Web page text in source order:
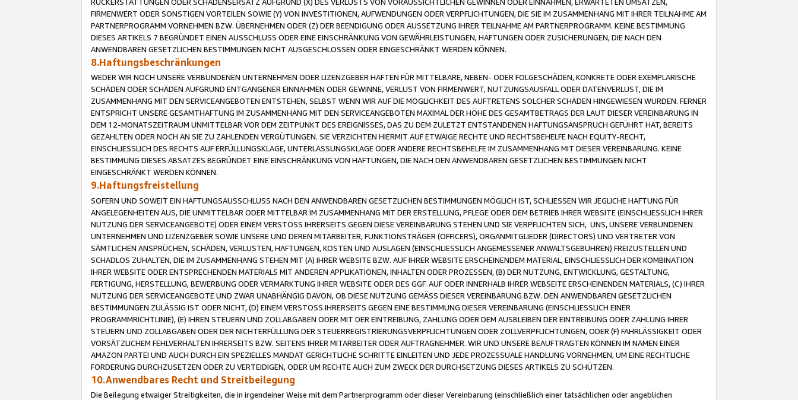
FIRMENWERT ODER SONSTIGEN VORTEILEN SOWIE (Y) VON INVESTITIONEN, AUFWENDUNGEN ODER VERPFLICHTUNGEN, DIE SIE IM ZUSAMMENHANG MIT IHRER TEILNAHME AM
PARTNERPROGRAMM VORNEHMEN BZW. ÜBERNEHMEN ODER (Z) DER BEENDIGUNG ODER AUSSETZUNG IHRER TEILNAHME AM PARTNERPROGRAMM. KEINE BESTIMMUNG
DIESES ARTIKELS 7 BEGRÜNDET EINEN AUSSCHLUSS ODER EINE EINSCHRÄNKUNG VON GEWÄHRLEISTUNGEN, HAFTUNGEN ODER ZUSICHERUNGEN, DIE NACH DEN
ANWENDBAREN GESETZLICHEN BESTIMMUNGEN NICHT AUSGESCHLOSSEN ODER EINGESCHRÄNKT WERDEN KÖNNEN.
8.Haftungsbeschränkungen
WEDER WIR NOCH UNSERE VERBUNDENEN UNTERNEHMEN ODER LIZENZGEBER HAFTEN FÜR MITTELBARE, NEBEN- ODER FOLGESCHÄDEN, KONKRETE ODER EXEMPLARISCHE
SCHÄDEN ODER SCHÄDEN AUFGRUND ENTGANGENER EINNAHMEN ODER GEWINNE, VERLUST VON FIRMENWERT, NUTZUNGSAUSFALL ODER DATENVERLUST, DIE IM
ZUSAMMENHANG MIT DEN SERVICEANGEBOTEN ENTSTEHEN, SELBST WENN WIR AUF DIE MÖGLICHKEIT DES AUFTRETENS SOLCHER SCHÄDEN HINGEWIESEN WURDEN. FERNER
ENTSPRICHT UNSERE GESAMTHAFTUNG IM ZUSAMMENHANG MIT DEN SERVICEANGEBOTEN MAXIMAL DER HÖHE DES GESAMTBETRAGS DER LAUT DIESER VEREINBARUNG IN
DEM 12-MONATSZEITRAUM UNMITTELBAR VOR DEM ZEITPUNKT DES EREIGNISSES, DAS ZU DEM ZULETZT ENTSTANDENEN HAFTUNGSANSPRUCH GEFÜHRT HAT, BEREITS
GEZAHLTEN ODER NOCH AN SIE ZU ZAHLENDEN VERGÜTUNGEN. SIE VERZICHTEN HIERMIT AUF ETWAIGE RECHTE UND RECHTSBEHELFE NACH EQUITY-RECHT,
EINSCHLIESSLICH DES RECHTS AUF ERFÜLLUNGSKLAGE, UNTERLASSUNGSKLAGE ODER ANDERE RECHTSBEHELFE IM ZUSAMMENHANG MIT DIESER VEREINBARUNG. KEINE
BESTIMMUNG DIESES ABSATZES BEGRÜNDET EINE EINSCHRÄNKUNG VON HAFTUNGEN, DIE NACH DEN ANWENDBAREN GESETZLICHEN BESTIMMUNGEN NICHT
EINGESCHRÄNKT WERDEN KÖNNEN.
9.Haftungsfreistellung
SOFERN UND SOWEIT EIN HAFTUNGSAUSSCHLUSS NACH DEN ANWENDBAREN GESETZLICHEN BESTIMMUNGEN MÖGLICH IST, SCHLIESSEN WIR JEGLICHE HAFTUNG FÜR
ANGELEGENHEITEN AUS, DIE UNMITTELBAR ODER MITTELBAR IM ZUSAMMENHANG MIT DER ERSTELLUNG, PFLEGE ODER DEM BETRIEB IHRER WEBSITE (EINSCHLIESSLICH IHRER
NUTZUNG DER SERVICEANGEBOTE) ODER EINEM VERSTOSS IHRERSEITS GEGEN DIESE VEREINBARUNG STEHEN UND SIE VERPFLICHTEN SICH, UNS, UNSERE VERBUNDENEN
UNTERNEHMEN UND LIZENZGEBER SOWIE UNSERE UND DEREN MITARBEITER, FUNKTIONSTRÄGER (OFFICERS), ORGANMITGLIEDER (DIRECTORS) UND VERTRETER VON
SÄMTLICHEN ANSPRÜCHEN, SCHÄDEN, VERLUSTEN, HAFTUNGEN, KOSTEN UND AUSLAGEN (EINSCHLIESSLICH ANGEMESSENER ANWALTSGEBÜHREN) FREIZUSTELLEN UND
SCHADLOS ZUHALTEN, DIE IM ZUSAMMENHANG STEHEN MIT (A) IHRER WEBSITE BZW. AUF IHRER WEBSITE ERSCHEINENDEM MATERIAL, EINSCHLIESSLICH DER KOMBINATION
IHRER WEBSITE ODER ENTSPRECHENDEN MATERIALS MIT ANDEREN APPLIKATIONEN, INHALTEN ODER PROZESSEN, (B) DER NUTZUNG, ENTWICKLUNG, GESTALTUNG,
FERTIGUNG, HERSTELLUNG, BEWERBUNG ODER VERMARKTUNG IHRER WEBSITE ODER DES GGF. AUF ODER INNERHALB IHRER WEBSEITE ERSCHEINENDEN MATERIALS, (C) IHRER
NUTZUNG DER SERVICEANGEBOTE UND ZWAR UNABHÄNGIG DAVON, OB DIESE NUTZUNG GEMÄSS DIESER VEREINBARUNG BZW. DEN ANWENDBAREN GESETZLICHEN
BESTIMMUNGEN ZULÄSSIG IST ODER NICHT, (D) EINEM VERSTOSS IHRERSEITS GEGEN EINE BESTIMMUNG DIESER VEREINBARUNG (EINSCHLIESSLICH EINER
PROGRAMMRICHTLINIE), (E) IHREN STEUERN UND ZOLLABGABEN ODER MIT DER EINTREIBUNG, ZAHLUNG ODER DEM AUSBLEIBEN DER EINTREIBUNG ODER ZAHLUNG IHRER
STEUERN UND ZOLLABGABEN ODER DER NICHTERFÜLLUNG DER STEUERREGISTRIERUNGSVERPFLICHTUNGEN ODER ZOLLVERPFLICHTUNGEN, ODER (F) FAHRLÄSSIGKEIT ODER
VORSÄTZLICHEM FEHLVERHALTEN IHRERSEITS BZW. SEITENS IHRER MITARBEITER ODER AUFTRAGNEHMER. WIR UND UNSERE BEAUFTRAGTEN KÖNNEN IM NAMEN EINER
AMAZON PARTEI UND AUCH DURCH EIN SPEZIELLES MANDAT GERICHTLICHE SCHRITTE EINLEITEN UND JEDE PROZESSUALE HANDLUNG VORNEHMEN, UM EINE RECHTLICHE
FORDERUNG DURCHZUSETZEN ODER ZU VERTEIDIGEN, ODER UM RECHTE AUCH ZUM ZWECK DER DURCHSETZUNG DIESES ARTIKELS ZU SCHÜTZEN.
10.Anwendbares Recht und Streitbeilegung
Die Beilegung etwaiger Streitigkeiten, die in irgendeiner Weise mit dem Partnerprogramm oder dieser Vereinbarung (einschließlich einer tatsächlichen oder angeblichen